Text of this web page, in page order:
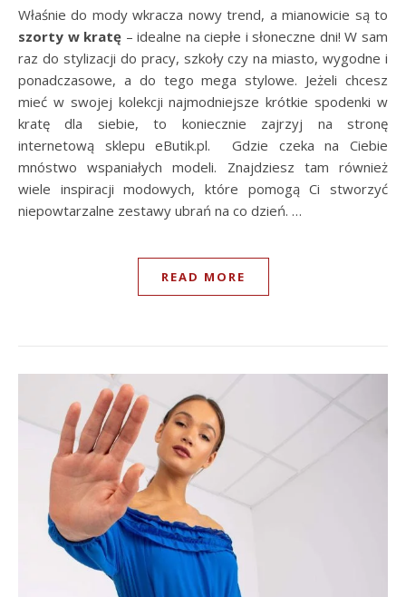
Właśnie do mody wkracza nowy trend, a mianowicie są to
szorty w kratę – idealne na ciepłe i słoneczne dni! W sam
raz do stylizacji do pracy, szkoły czy na miasto, wygodne i
ponadczasowe, a do tego mega stylowe. Jeżeli chcesz
mieć w swojej kolekcji najmodniejsze krótkie spodenki w
kratę dla siebie, to koniecznie zajrzyj na stronę
internetową sklepu eButik.pl. Gdzie czeka na Ciebie
mnóstwo wspaniałych modeli. Znajdziesz tam również
wiele inspiracji modowych, które pomogą Ci stworzyć
niepowtarzalne zestawy ubrań na co dzień. …
READ MORE